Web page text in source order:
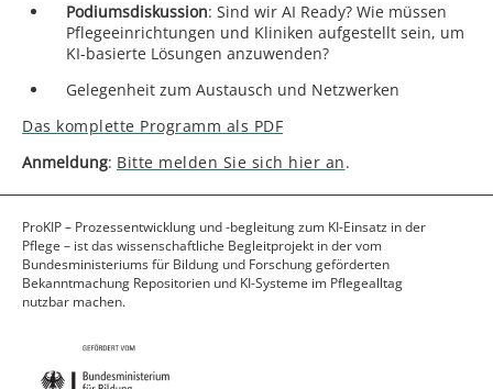
Podiumsdiskussion: Sind wir AI Ready? Wie müssen
Pflegeeinrichtungen und Kliniken aufgestellt sein, um
KI-basierte Lösungen anzuwenden?
Gelegenheit zum Austausch und Netzwerken
Das komplette Programm als PDF
Anmeldung: Bitte melden Sie sich hier an.
ProKIP – Prozessentwicklung und -begleitung zum KI-Einsatz in der
Pflege – ist das wissenschaftliche Begleitprojekt in der vom
Bundesministeriums für Bildung und Forschung geförderten
Bekanntmachung Repositorien und KI-Systeme im Pflegealltag
nutzbar machen.